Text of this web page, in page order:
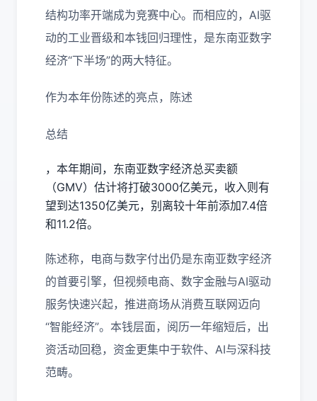
结构功率开端成为竞赛中心。而相应的，AI驱
动的工业晋级和本钱回归理性，是东南亚数字
经济“下半场”的两大特征。
作为本年份陈述的亮点，陈述
总结
，本年期间，东南亚数字经济总买卖额
（GMV）估计将打破3000亿美元，收入则有
望到达1350亿美元，别离较十年前添加7.4倍
和11.2倍。
陈述称，电商与数字付出仍是东南亚数字经济
的首要引擎，但视频电商、数字金融与AI驱动
服务快速兴起，推进商场从消费互联网迈向
“智能经济”。本钱层面，阅历一年缩短后，出
资活动回稳，资金更集中于软件、AI与深科技
范畴。